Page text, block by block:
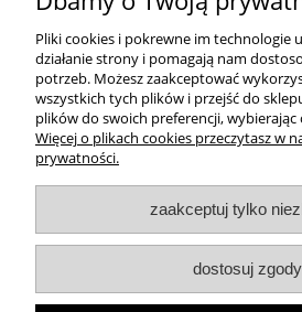
Twoje konto
Dostawa
Ważne
Pliki cookies i pokrewne im technologie
działanie strony i pomagają nam
potrzeb. Możesz zaakceptować
wszystkich tych plików i przejść do
plików do swoich preferencji,
Więcej o plikach cookies przeczytasz w
prywatności.
zaakceptuj tylko
dostosuj zgody